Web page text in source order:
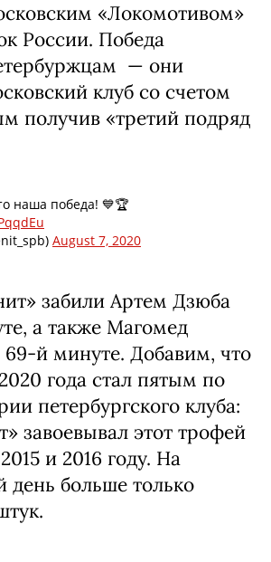
«Локомотивом»
России. Победа
— они
клуб со счетом
получив «третий подряд
наша победа! 💙🏆
August 7, 2020
забили Артем Дзюба
а также Магомед
й минуте. Добавим, что
года стал пятым по
петербургского клуба:
завоевывал этот трофей
и 2016 году. На
день больше только